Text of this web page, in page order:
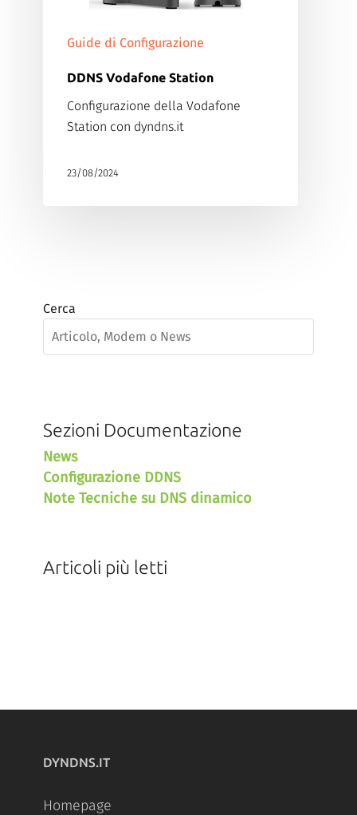
Guide di Configurazione
DDNS Vodafone Station
Configurazione della Vodafone
Station con dyndns.it
23/08/2024
Cerca
Sezioni Documentazione
News
Configurazione DDNS
Note Tecniche su DNS dinamico
Articoli più letti
DYNDNS.IT
Homepage